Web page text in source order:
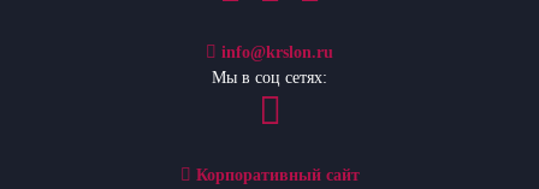
info@krslon.ru
Мы в соц сетях:
Корпоративный сайт